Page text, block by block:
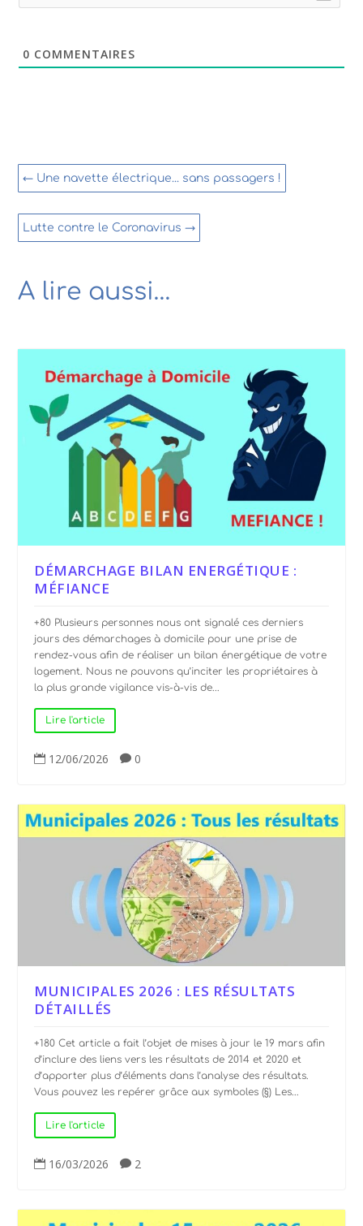
0 COMMENTAIRES
← Une navette électrique... sans passagers !
Lutte contre le Coronavirus →
A lire aussi…
DÉMARCHAGE BILAN ENERGÉTIQUE :
MÉFIANCE
+80 Plusieurs personnes nous ont signalé ces derniers
jours des démarchages à domicile pour une prise de
rendez-vous afin de réaliser un bilan énergétique de votre
logement. Nous ne pouvons qu’inciter les propriétaires à
la plus grande vigilance vis-à-vis de...
Lire l'article
 12/06/2026  0
MUNICIPALES 2026 : LES RÉSULTATS
DÉTAILLÉS
+180 Cet article a fait l’objet de mises à jour le 19 mars afin
d’inclure des liens vers les résultats de 2014 et 2020 et
d’apporter plus d’éléments dans l’analyse des résultats.
Vous pouvez les repérer grâce aux symboles (§) Les...
Lire l'article
 16/03/2026  2